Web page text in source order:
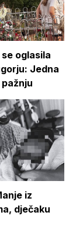
oglasila
Jedna
iz
dječaku